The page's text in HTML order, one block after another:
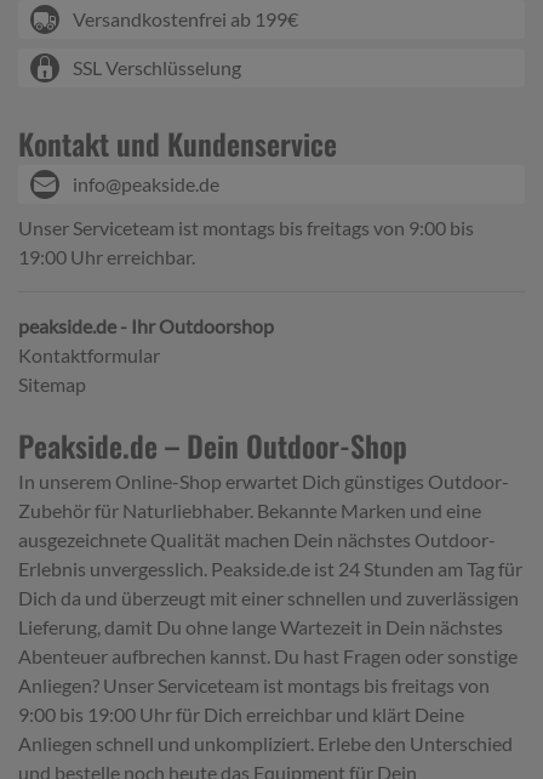
Versandkostenfrei ab 199€
SSL Verschlüsselung
Kontakt und Kundenservice
info@peakside.de
Unser Serviceteam ist montags bis freitags von 9:00 bis
19:00 Uhr erreichbar.
peakside.de - Ihr Outdoorshop
Kontaktformular
Sitemap
Peakside.de – Dein Outdoor-Shop
In unserem Online-Shop erwartet Dich günstiges Outdoor-
Zubehör für Naturliebhaber. Bekannte Marken und eine
ausgezeichnete Qualität machen Dein nächstes Outdoor-
Erlebnis unvergesslich. Peakside.de ist 24 Stunden am Tag für
Dich da und überzeugt mit einer schnellen und zuverlässigen
Lieferung, damit Du ohne lange Wartezeit in Dein nächstes
Abenteuer aufbrechen kannst. Du hast Fragen oder sonstige
Anliegen? Unser Serviceteam ist montags bis freitags von
9:00 bis 19:00 Uhr für Dich erreichbar und klärt Deine
Anliegen schnell und unkompliziert. Erlebe den Unterschied
und bestelle noch heute das Equipment für Dein